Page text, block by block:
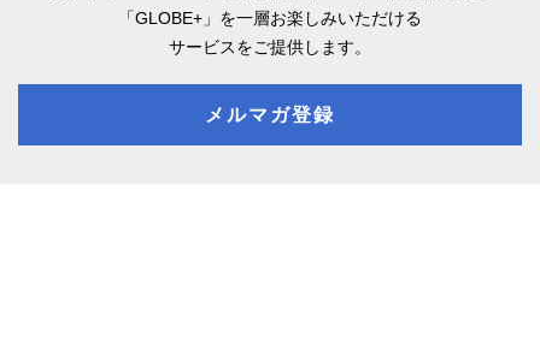
「GLOBE+」を一層お楽しみいただける
サービスをご提供します。
メルマガ登録